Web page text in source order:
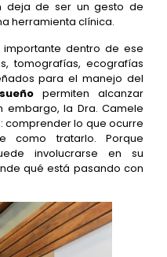
deja de ser un gesto de
herramienta clínica.
dentro de ese
tomografías, ecografías
para el manejo del
permiten alcanzar
embargo, la Dra. Camele
comprender lo que ocurre
como tratarlo. Porque
involucrarse en su
qué está pasando con